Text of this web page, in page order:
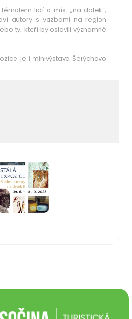
lidí a míst „na dotek“,
autory s vazbami na region
ty, kteří by oslavili významné
je i minivýstava Šerýchovo